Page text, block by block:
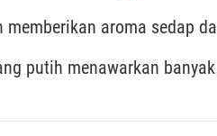
aroma sedap
putih menawarkan